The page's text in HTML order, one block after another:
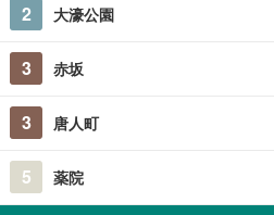
2 大濠公園
3 赤坂
3 唐人町
5 薬院